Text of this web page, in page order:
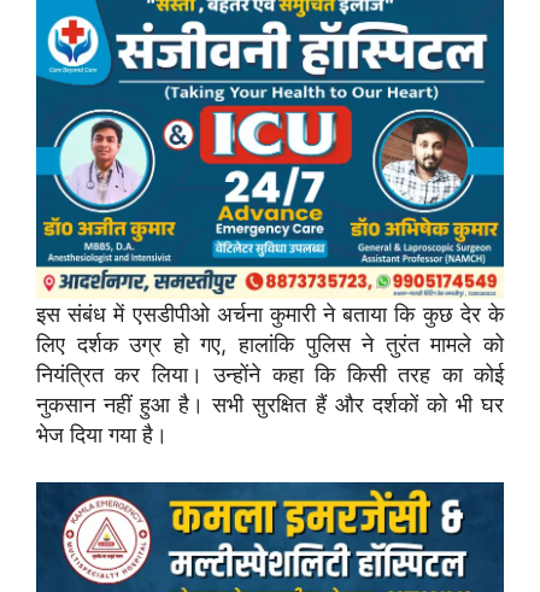
इस संबंध में एसडीपीओ अर्चना कुमारी ने बताया कि कुछ देर के
लिए दर्शक उग्र हो गए, हालांकि पुलिस ने तुरंत मामले को
नियंत्रित कर लिया। उन्होंने कहा कि किसी तरह का कोई
नुकसान नहीं हुआ है। सभी सुरक्षित हैं और दर्शकों को भी घर
भेज दिया गया है।